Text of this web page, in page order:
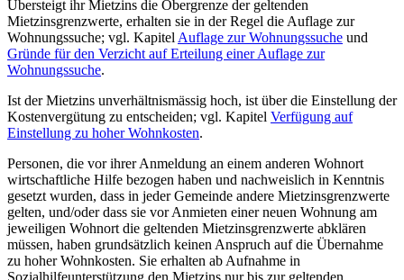
Übersteigt ihr Mietzins die Obergrenze der geltenden
Mietzinsgrenzwerte, erhalten sie in der Regel die Auflage zur
Wohnungssuche; vgl. Kapitel Auflage zur Wohnungssuche und
Gründe für den Verzicht auf Erteilung einer Auflage zur
Wohnungssuche.
Ist der Mietzins unverhältnismässig hoch, ist über die Einstellung der
Kostenvergütung zu entscheiden; vgl. Kapitel Verfügung auf
Einstellung zu hoher Wohnkosten.
Personen, die vor ihrer Anmeldung an einem anderen Wohnort
wirtschaftliche Hilfe bezogen haben und nachweislich in Kenntnis
gesetzt wurden, dass in jeder Gemeinde andere Mietzinsgrenzwerte
gelten, und/oder dass sie vor Anmieten einer neuen Wohnung am
jeweiligen Wohnort die geltenden Mietzinsgrenzwerte abklären
müssen, haben grundsätzlich keinen Anspruch auf die Übernahme
zu hoher Wohnkosten. Sie erhalten ab Aufnahme in
Sozialhilfeunterstützung den Mietzins nur bis zur geltenden